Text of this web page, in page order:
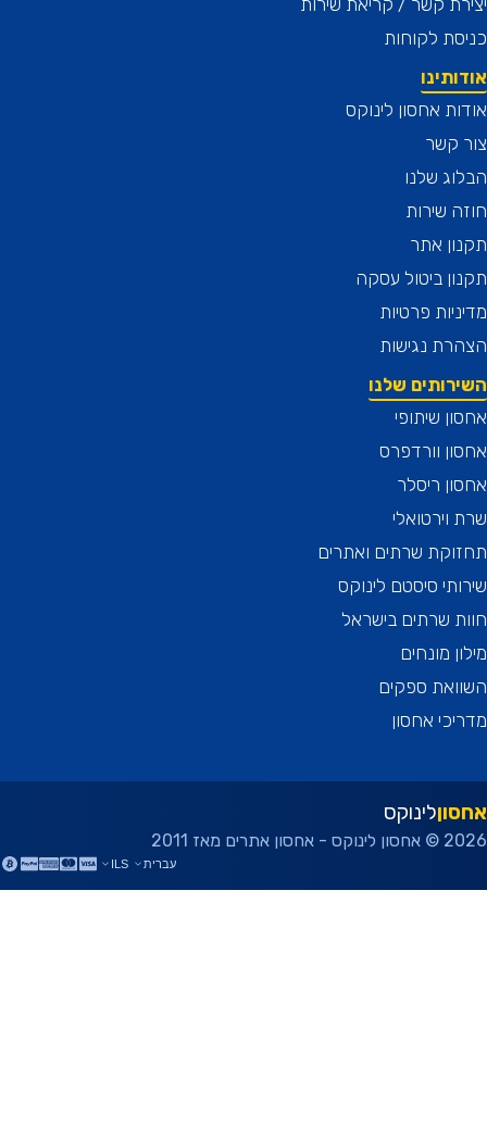
קשר / קריאת שירות
לקוחות
אחסון לינוקס
קשר
שלנו
שירות
אתר
ביטול עסקה
פרטיות
נגישות
שלנו
שיתופי
וורדפרס
ריסלר
שרתים ואתרים
סיסטם לינוקס
שרתים בישראל
מונחים
ספקים
אחסון
לינוקס
מאז 2011
עברית ILS